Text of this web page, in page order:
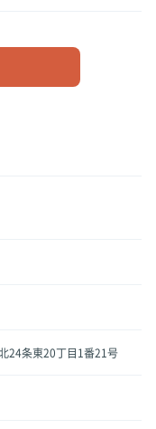
24条東20丁目1番21号